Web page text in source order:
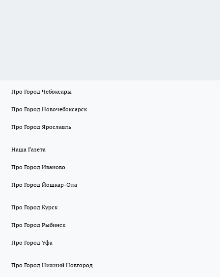
Про Город Чебоксары
Про Город Новочебоксарск
Про Город Ярославль
Наша Газета
Про Город Иваново
Про Город Йошкар-Ола
Про Город Курск
Про Город Рыбинск
Про Город Уфа
Про Город Нижний Новгород